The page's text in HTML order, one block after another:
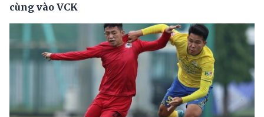
cùng vào VCK